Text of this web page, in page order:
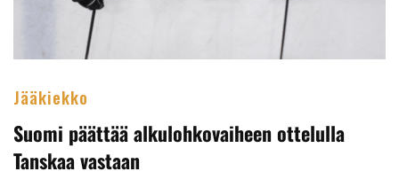
Jääkiekko
Suomi päättää alkulohkovaiheen ottelulla
Tanskaa vastaan